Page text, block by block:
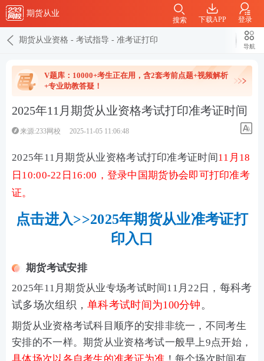
期货从业
下载APP 登录
搜索
期货从业资格 - 考试指导 - 准考证打印
导航
V题库：10000+考生正在用，含2套考前点题+视频解析
+专业助教答疑！
2025年11月期货从业资格考试打印准考证时间
来源:233网校 2025-11-05 11:06:48
2025年11月期货从业资格考试打印准考证时间11月18
日10:00-22日16:00 ，登录中国期货协会即可打印准考
证。
点击进入>>2025年期货从业准考证打
印入口
期货考试安排
2025年11月期货从业专场考试时间11月22日， 每科考
试多场次组织，单科考试时间为100分钟。
期货从业资格考试科目顺序的安排非统一，不同考生
安排的不一样。期货从业资格考试一般早上9点开始，